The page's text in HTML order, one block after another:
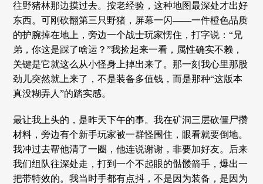
往野猪林那边摸过去。按老经验，这种地图最深处才出好
东西。可刚砍翻第三只野猪，屏幕一闪——一件橙色品质
的护腕掉在地上，旁边一个战士玩家愣住，打字说：“兄
弟，你这是踩了啥运？”我捡起来一看，属性确实不赖，
关键是它就这么从小怪身上掉出来了。那一刻我心里那股
劲儿突然就上来了，不是装备多值钱，而是那种“这版本
真没糊弄人”的踏实感。
最让我上头的，是昨天下午的事。我在矿洞三层砍僵尸攒
材料，旁边有个新手玩家被一群怪围住，眼看就要倒地。
我冲过去帮他清了一圈，他连说谢谢，非要加好友。后来
我们组队往深处走，打到一个不起眼的骷髅箭手，爆出一
把带特效的。我当时手都有点抖，不是因为装备，是因为